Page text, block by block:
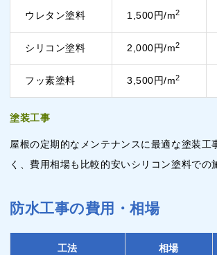
ウレタン塗料 1,500円/m2
シリコン塗料 2,000円/m2
フッ素塗料 3,500円/m2
塗装工事
屋根の定期的なメンテナンスに最適な塗装工
く、費用相場も比較的安いシリコン塗料での
防水工事の費用・相場
工法 相場